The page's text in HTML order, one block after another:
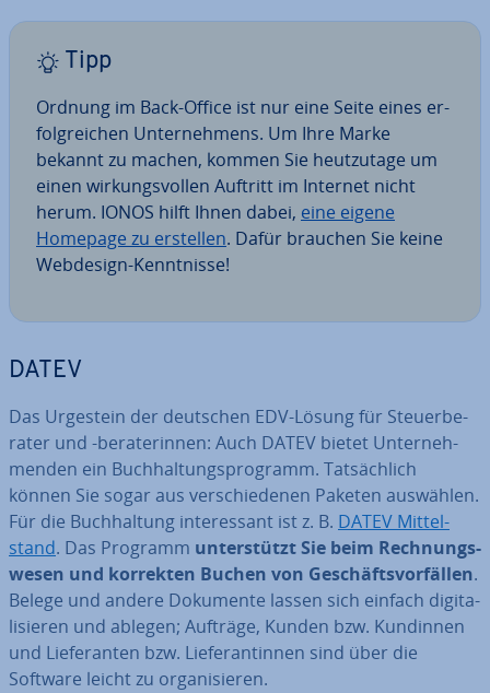
Tipp
Ordnung im Back-Office ist nur eine Seite eines er­
folg­rei­chen Un­ter­neh­mens. Um Ihre Marke
bekannt zu machen, kommen Sie heut­zu­ta­ge um
einen wir­kungs­vol­len Auftritt im Internet nicht
herum. IONOS hilft Ihnen dabei, eine eigene
Homepage zu erstellen. Dafür brauchen Sie keine
Webdesign-Kennt­nis­se!
DATEV
Das Urgestein der deutschen EDV-Lösung für Steu­er­be­
ra­ter und -be­ra­te­rin­nen: Auch DATEV bietet Un­ter­neh­
men­den ein Buch­hal­tungs­pro­gramm. Tat­säch­lich
können Sie sogar aus ver­schie­de­nen Paketen auswählen.
Für die Buch­hal­tung in­ter­es­sant ist z. B. DATEV Mit­tel­
stand. Das Programm un­ter­stützt Sie beim Rech­nungs­
we­sen und korrekten Buchen von Ge­schäfts­vor­fäl­len.
Belege und andere Dokumente lassen sich einfach di­gi­ta­
li­sie­ren und ablegen; Aufträge, Kunden bzw. Kundinnen
und Lie­fe­ran­ten bzw. Lie­fe­ran­tin­nen sind über die
Software leicht zu or­ga­ni­sie­ren.